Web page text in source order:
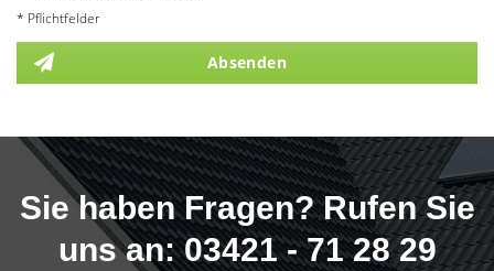
* Pflichtfelder
Absenden
Sie haben Fragen? Rufen Sie
uns an: 03421 - 71 28 29